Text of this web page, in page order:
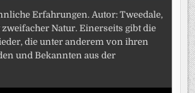
Erfahrungen. Autor: Tweedale,
zweifacher Natur. Einerseits gibt die
die unter anderem von ihren
und Bekannten aus der